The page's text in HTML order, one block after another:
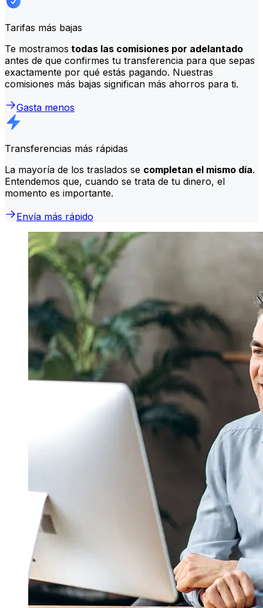
Tarifas más bajas
Te mostramos todas las comisiones por adelantado
antes de que confirmes tu transferencia para que sepas
exactamente por qué estás pagando. Nuestras
comisiones más bajas significan más ahorros para ti.
Gasta menos
Transferencias más rápidas
La mayoría de los traslados se completan el mismo día.
Entendemos que, cuando se trata de tu dinero, el
momento es importante.
Envía más rápido